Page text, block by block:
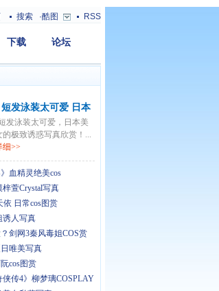
搜索 ·酷图 RSS
下载 论坛
短发泳装太可爱 日本
美女的极致诱惑写真
发泳装太可爱，日本美
的极致诱惑写真欣赏！...
细>>
血精灵绝美cos
萱Crystal写真
依 日常cos图赏
诱人写真
剑网3秦风毒姐COS赏
唯美写真
cos图赏
传4》柳梦璃COSPLAY